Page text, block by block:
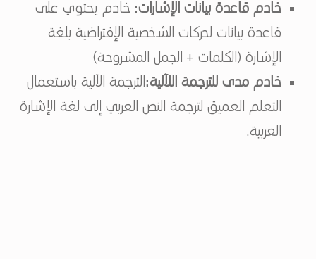
خادم قاعدة بيانات الإشارات: خادم يحتوي على
قاعدة بيانات لحركات الشخصية الإفتراضية بلغة
الإشارة (الكلمات + الجمل المشروحة)
خادم مدى للترجمة اللآلية:الترجمة الآلية باستعمال
التعلم العميق لترجمة النص العربي إلى لغة الإشارة
العربية.